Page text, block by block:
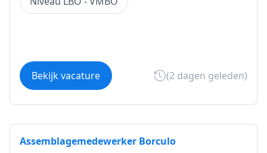
Bekijk vacature (2 dagen geleden)
Assemblagemedewerker Borculo